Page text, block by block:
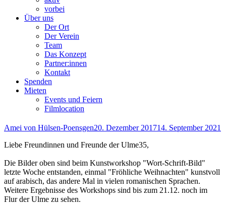
vorbei
Über uns
Der Ort
Der Verein
Team
Das Konzept
Partner:innen
Kontakt
Spenden
Mieten
Events und Feiern
Filmlocation
Autor
Amei von Hülsen-PoensgenVeröffentlicht
20. Dezember 201714. September 2021
Liebe Freundinnen und Freunde der Ulme35,
Die Bilder oben sind beim Kunstworkshop "Wort-Schrift-Bild"
letzte Woche entstanden, einmal "Fröhliche Weihnachten" kunstvoll
auf arabisch, das andere Mal in vielen romanischen Sprachen.
Weitere Ergebnisse des Workshops sind bis zum 21.12. noch im
Flur der Ulme zu sehen.